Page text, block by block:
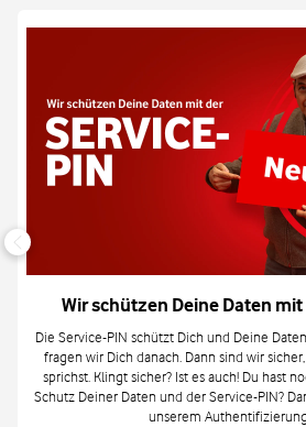
Wir schützen Deine Daten
Die Service-PIN schützt Dich und Deine
fragen wir Dich danach. Dann sind wir
sprichst. Klingt sicher? Ist es auch! Du hast
Schutz Deiner Daten und der Service-PIN?
unserem